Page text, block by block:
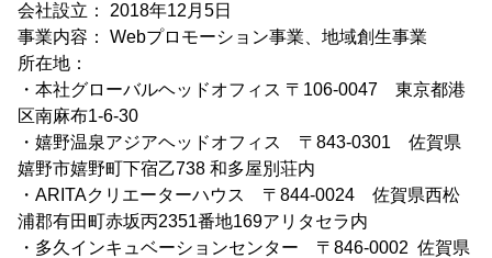
会社設立： 2018年12月5日
事業内容： Webプロモーション事業、地域創生事業
所在地：
・本社グローバルヘッドオフィス 〒106-0047 東京都港
区南麻布1-6-30
・嬉野温泉アジアヘッドオフィス 〒843-0301 佐賀県
嬉野市嬉野町下宿乙738 和多屋別荘内
・ARITAクリエーターハウス 〒844-0024 佐賀県西松
浦郡有田町赤坂丙2351番地169アリタセラ内
・多久インキュベーションセンター 〒846-0002 佐賀県